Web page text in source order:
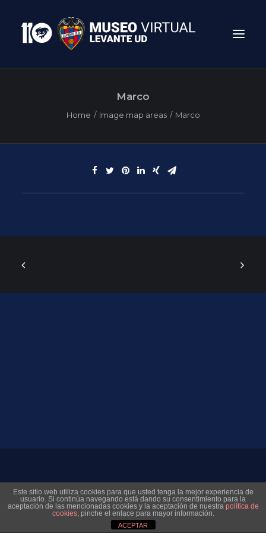
Marco
Home Image map areas Marco
© 2026 Museo Virtual Levante UD. All rights reserved
Este sitio web utiliza cookies para que usted tenga la mejor experiencia de
usuario. Si continúa navegando está dando su consentimiento para la
aceptación de las mencionadas cookies y la aceptación de nuestra política de
cookies, pinche el enlace para mayor información.
ACEPTAR